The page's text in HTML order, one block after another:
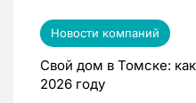
Новости компаний
Свой дом в Томске:
2026 году